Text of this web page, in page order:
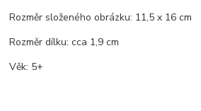
Rozměr složeného obrázku: 11,5 x 16 cm
Rozměr dílku: cca 1,9 cm
Věk: 5+